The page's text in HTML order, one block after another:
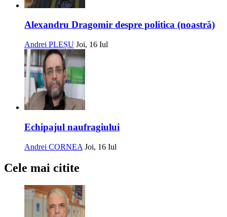
Alexandru Dragomir despre politica (noastră)
Andrei PLEȘU Joi, 16 Iul
Echipajul naufragiului
Andrei CORNEA Joi, 16 Iul
Cele mai citite